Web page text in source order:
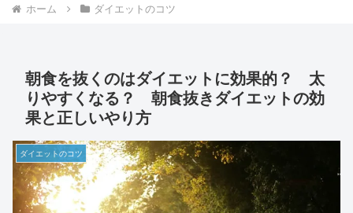
ホーム ダイエットのコツ
朝食を抜くのはダイエットに効果的？ 太
りやすくなる？ 朝食抜きダイエットの効
果と正しいやり方
ダイエットのコツ